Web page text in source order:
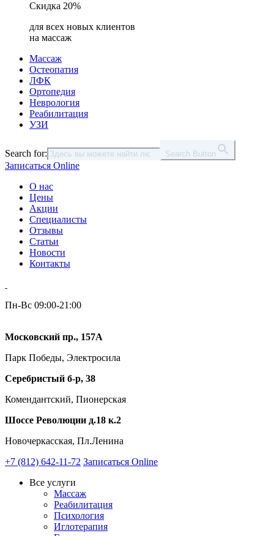
Скидка 20%
для всех новых клиентов
на массаж
Массаж
Остеопатия
ЛФК
Ортопедия
Неврология
Реабилитация
УЗИ
Search for: Search Button
Записаться Online
О нас
Цены
Акции
Специалисты
Отзывы
Статьи
Новости
Контакты
Пн-Вс 09:00-21:00
Московский пр., 157А
Парк Победы, Электросила
Серебристый б-р, 38
Комендантский, Пионерская
Шоссе Революции д.18 к.2
Новочеркасская, Пл.Ленина
+7 (812) 642-11-72 Записаться Online
Все услуги
Массаж
Реабилитация
Психология
Иглотерапия